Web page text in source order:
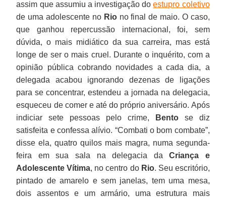
assim que assumiu a investigação doestupro coletivo
de uma adolescente no Riono final de maio. O caso,
que ganhou repercussão internacional, foi, sem
dúvida, o mais midiático da sua carreira, mas está
longe de ser o mais cruel. Durante o inquérito, com a
opinião pública cobrando novidades a cada dia, a
delegada acabou ignorando dezenas de ligações
para se concentrar, estendeu a jornada na delegacia,
esqueceu de comer e até do próprio aniversário. Após
indiciar sete pessoas pelo crime,
Bentose diz
satisfeita e confessa alívio. “Combati o bom combate”,
disse ela, quatro quilos mais magra, numa segunda-
feira em sua sala na delegacia daCriança e
Adolescente Vítima, no centro do Rio. Seu escritório,
pintado de amarelo e sem janelas, tem uma mesa,
dois assentos e um armário, uma estrutura mais